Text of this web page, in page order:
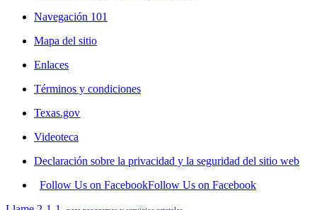
Navegación 101
Mapa del sitio
Enlaces
Términos y condiciones
Texas.gov
Videoteca
Declaración sobre la privacidad y la seguridad del sitio web
Follow Us on FacebookFollow Us on Facebook